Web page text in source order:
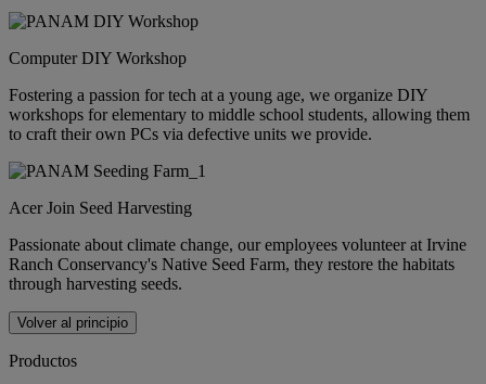
Computer DIY Workshop
Fostering a passion for tech at a young age, we organize DIY
workshops for elementary to middle school students, allowing them
to craft their own PCs via defective units we provide.
Acer Join Seed Harvesting
Passionate about climate change, our employees volunteer at Irvine
Ranch Conservancy's Native Seed Farm, they restore the habitats
through harvesting seeds.
Volver al principio
Productos